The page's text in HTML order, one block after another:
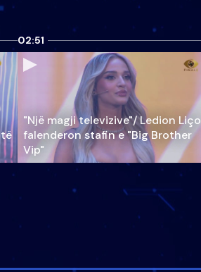
02:51
"Një magji televizive"/ Ledion Liço
falenderon stafin e "Big Brother
Vip"